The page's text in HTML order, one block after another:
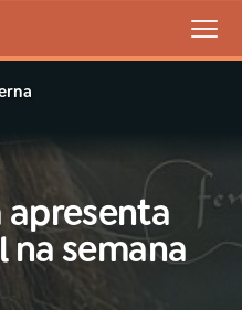
apresenta
na semana